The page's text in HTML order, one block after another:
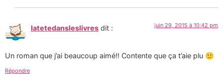
latetedansleslivres dit : juin 29, 2015 à 10:42 pm
Un roman que j’ai beaucoup aimé!! Contente que ça t’aie plu 🙂
Répondre